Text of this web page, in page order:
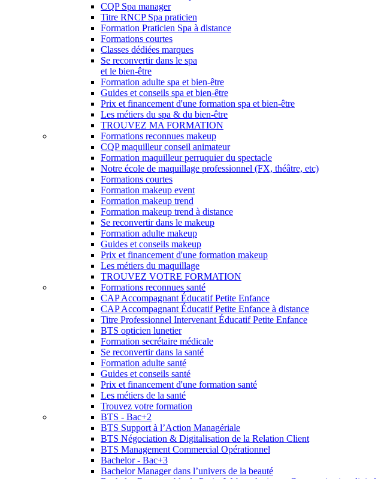
CQP Spa manager
Titre RNCP Spa praticien
Formation Praticien Spa à distance
Formations courtes
Classes dédiées marques
Se reconvertir dans le spa
et le bien-être
Formation adulte spa et bien-être
Guides et conseils spa et bien-être
Prix et financement d'une formation spa et bien-être
Les métiers du spa & du bien-être
TROUVEZ MA FORMATION
Formations reconnues makeup
CQP maquilleur conseil animateur
Formation maquilleur perruquier du spectacle
Notre école de maquillage professionnel (FX, théâtre, etc)
Formations courtes
Formation makeup event
Formation makeup trend
Formation makeup trend à distance
Se reconvertir dans le makeup
Formation adulte makeup
Guides et conseils makeup
Prix et financement d'une formation makeup
Les métiers du maquillage
TROUVEZ VOTRE FORMATION
Formations reconnues santé
CAP Accompagnant Éducatif Petite Enfance
CAP Accompagnant Éducatif Petite Enfance à distance
Titre Professionnel Intervenant Éducatif Petite Enfance
BTS opticien lunetier
Formation secrétaire médicale
Se reconvertir dans la santé
Formation adulte santé
Guides et conseils santé
Prix et financement d'une formation santé
Les métiers de la santé
Trouvez votre formation
BTS - Bac+2
BTS Support à l’Action Managériale
BTS Négociation & Digitalisation de la Relation Client
BTS Management Commercial Opérationnel
Bachelor - Bac+3
Bachelor Manager dans l’univers de la beauté